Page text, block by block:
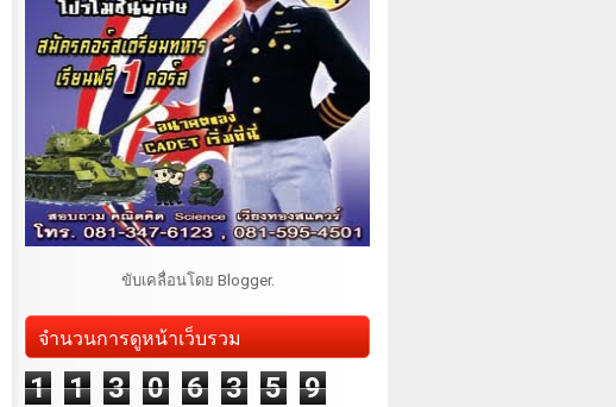
ขับเคลื่อนโดย Blogger.
จำนวนการดูหน้าเว็บรวม
1 1 3 0 6 3 5 9